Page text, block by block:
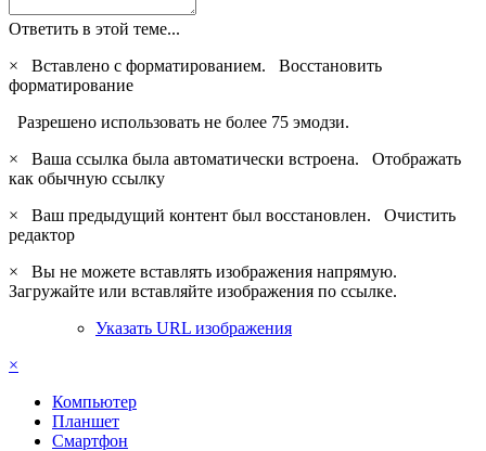
Ответить в этой теме...
×
Вставлено с форматированием. Восстановить
форматирование
Разрешено использовать не более 75 эмодзи.
×
Ваша ссылка была автоматически встроена. Отображать
как обычную ссылку
×
Ваш предыдущий контент был восстановлен. Очистить
редактор
×
Вы не можете вставлять изображения напрямую.
Загружайте или вставляйте изображения по ссылке.
Указать URL изображения
×
Компьютер
Планшет
Смартфон